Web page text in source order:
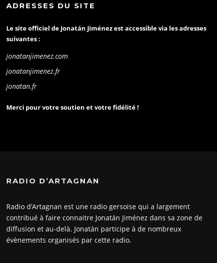
ADRESSES DU SITE
Le site officiel de Jonatán Jiménez est accessible via les adresses
suivantes :
jonatanjimenez.com
jonatanjimenez.fr
jonatan.fr
Merci pour votre soutien et votre fidélité !
RADIO D’ARTAGNAN
Radio d’Artagnan est une radio gersoise qui a largement
contribué à faire connaitre Jonatán Jiménez dans sa zone de
diffusion et au-delà. Jonatán participe à de nombreux
évènements organisés par cette radio.